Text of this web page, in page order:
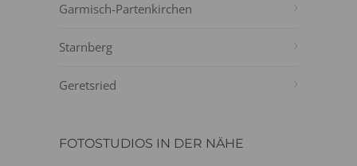
Garmisch-Partenkirchen
Starnberg
Geretsried
FOTOSTUDIOS IN DER NÄHE